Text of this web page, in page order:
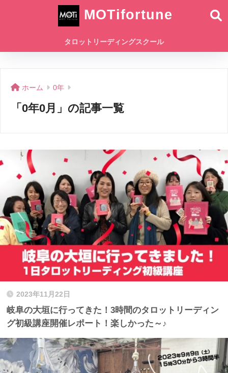
MOTifortune
タロットリーディングスクール
ホーム 0年
「0年0月」の記事一覧
2023年11月22日
岐阜の大垣に行ってきた！3時間のタロットリーディン
グ初級講座開催レポート！楽しかった～♪